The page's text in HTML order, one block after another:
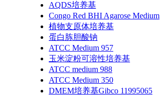
AQDS培养基
Congo Red BHI Agarose Medium
植物支原体培养基
蛋白胨胆酸钠
ATCC Medium 957
玉米淀粉可溶性培养基
ATCC medium 988
ATCC Medium 350
DMEM培养基Gibco 11995065